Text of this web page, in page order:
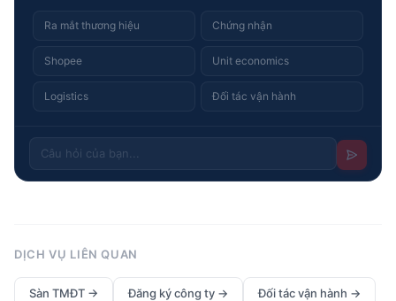
Ra mắt thương hiệu Chứng nhận
Shopee Unit economics
Logistics Đối tác vận hành
DỊCH VỤ LIÊN QUAN
Sàn TMĐT → Đăng ký công ty → Đối tác vận hành →